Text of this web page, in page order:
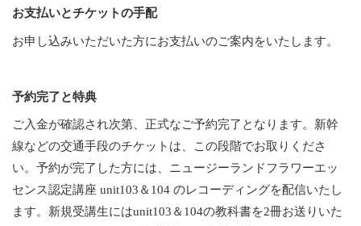
お支払いとチケットの手配
お申し込みいただいた方にお支払いのご案内をいたします。
予約完了と特典
ご入金が確認され次第、正式なご予約完了となります。新幹
線などの交通手段のチケットは、この段階でお取りくださ
い。予約が完了した方には、ニュージーランドフラワーエッ
センス認定講座 unit103＆104 のレコーディングを配信いたし
ます。新規受講生にはunit103＆104の教科書を2冊お送りいた